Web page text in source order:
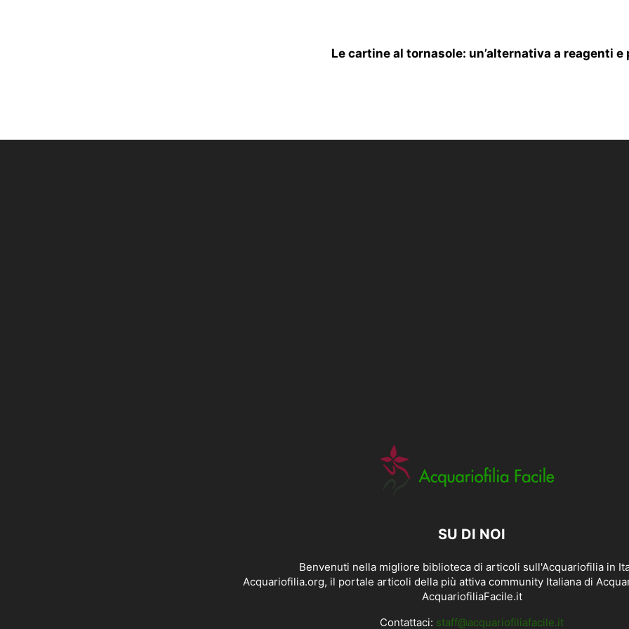
Le cartine al tornasole: un’alternativa a reagenti
SU DI NOI
Benvenuti nella migliore biblioteca di articoli sull'Acquariofilia in
Acquariofilia.org, il portale articoli della più attiva community Italiana di
AcquariofiliaFacile.it
Contattaci: staff@acquariofiliafacile.it